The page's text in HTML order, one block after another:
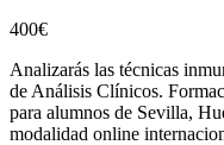
400€
Analizarás las técnicas
de Análisis Clínicos.
para alumnos de Sevilla,
modalidad online